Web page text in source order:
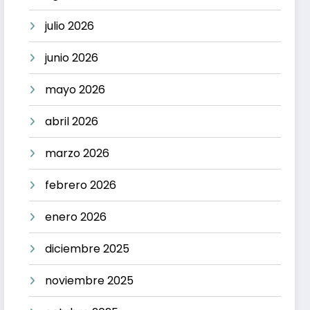
julio 2026
junio 2026
mayo 2026
abril 2026
marzo 2026
febrero 2026
enero 2026
diciembre 2025
noviembre 2025